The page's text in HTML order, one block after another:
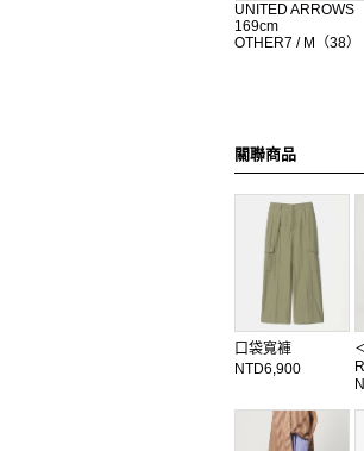
UNITED ARROWS
169cm
OTHER7 / M（38）
關聯商品
口袋寬褲
NTD6,900